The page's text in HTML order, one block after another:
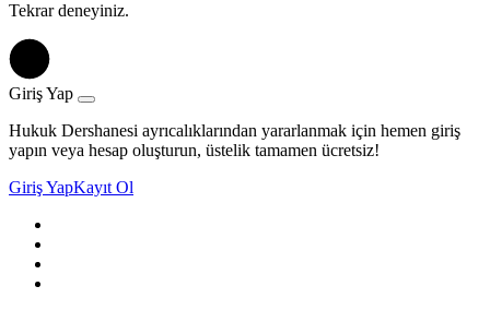
Tekrar deneyiniz.
Giriş Yap
Hukuk Dershanesi ayrıcalıklarından yararlanmak için hemen giriş
yapın veya hesap oluşturun, üstelik tamamen ücretsiz!
Giriş YapKayıt Ol